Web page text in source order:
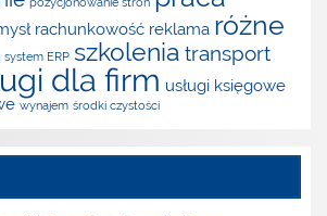
rachunkowość reklama różne
system ERP szkolenia transport
dla firm usługi księgowe
wynajem środki czystości